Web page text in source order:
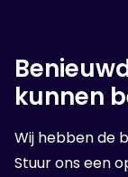
kunnen
Wij hebben de
Stuur ons een